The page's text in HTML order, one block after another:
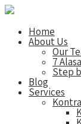
Home
About Us
Our
7
Step
Blog
Services